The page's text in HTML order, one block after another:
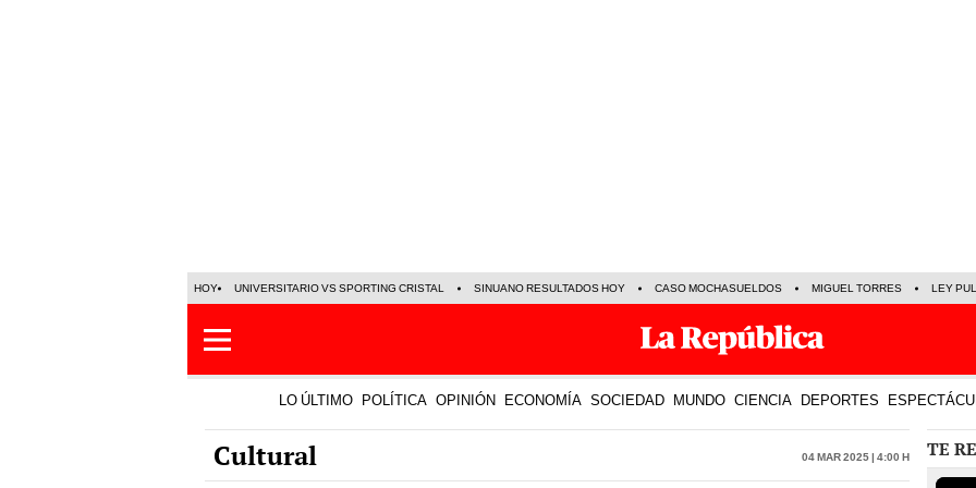
HOY UNIVERSITARIO VS SPORTING CRISTAL SINUANO RESULTADOS HOY CASO MOCHASUELDOS MIGUEL TORRES LEY
LO ÚLTIMO POLÍTICA OPINIÓN ECONOMÍA SOCIEDAD MUNDO CIENCIA DEPORTES
Cultural 04 Mar 2025 | 4:00 h TE